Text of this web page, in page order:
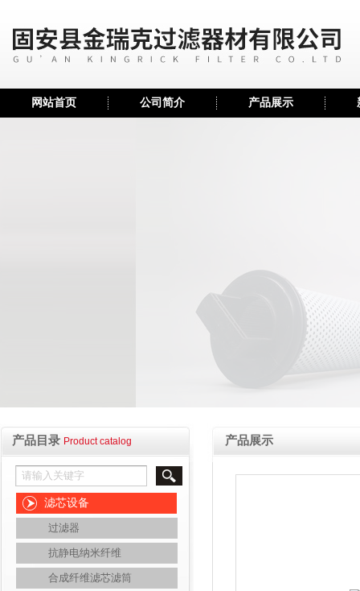
网站首页 公司简介 产品展示
产品目录 Product catalog
滤芯设备
过滤器
抗静电纳米纤维
合成纤维滤芯滤筒
产品展示